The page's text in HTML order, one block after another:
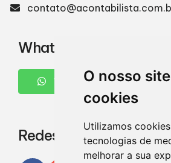
O nosso
cookies
Utilizamos
tecnologias de
melhorar a sua
WhatsApp
WHATSAPP
Redes Sociais